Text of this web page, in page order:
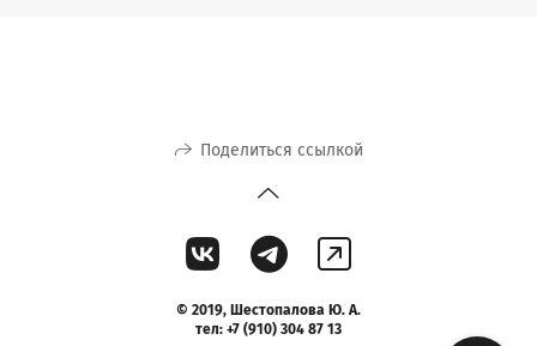
Поделиться ссылкой
© 2019, Шестопалова Ю. А.
тел: +7 (910) 304 87 13